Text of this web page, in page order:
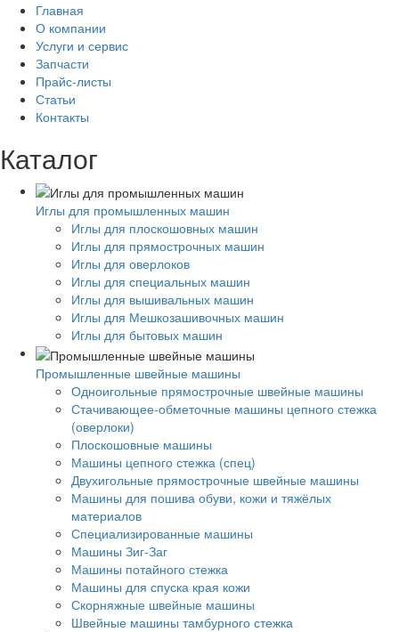
Главная
О компании
Услуги и сервис
Запчасти
Прайс-листы
Статьи
Контакты
Каталог
Иглы для промышленных машин
Иглы для плоскошовных машин
Иглы для прямострочных машин
Иглы для оверлоков
Иглы для специальных машин
Иглы для вышивальных машин
Иглы для Мешкозашивочных машин
Иглы для бытовых машин
Промышленные швейные машины
Одноигольные прямострочные швейные машины
Стачивающее-обметочные машины цепного стежка
(оверлоки)
Плоскошовные машины
Машины цепного стежка (спец)
Двухигольные прямострочные швейные машины
Машины для пошива обуви, кожи и тяжёлых
материалов
Специализированные машины
Машины Зиг-Заг
Машины потайного стежка
Машины для спуска края кожи
Скорняжные швейные машины
Швейные машины тамбурного стежка